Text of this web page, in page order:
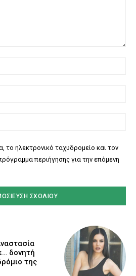
το ηλεκτρονικό ταχυδρομείο και τον
περιήγησης για την επόμενη
δονητή
της